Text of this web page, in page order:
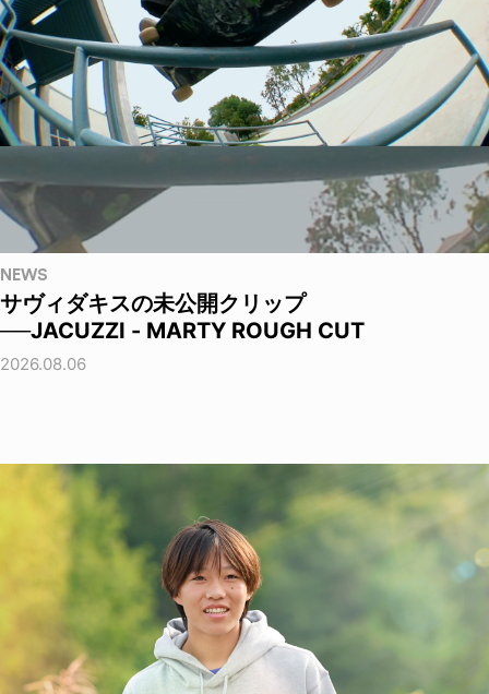
NEWS
サヴィダキスの未公開クリップ
──JACUZZI - MARTY ROUGH CUT
2026.08.06